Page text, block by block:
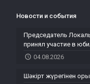
Новости и события
Председатель
принял участие в
04.08.2026
Шәкірт жүрегінен